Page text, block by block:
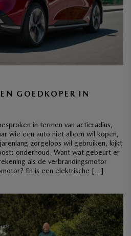
GOEDKOPER IN
in termen van actieradius,
wie een auto niet alleen wil kopen,
zorgeloos wil gebruiken, kijkt
onderhoud. Want wat gebeurt er
als de verbrandingsmotor
En is een elektrische […]